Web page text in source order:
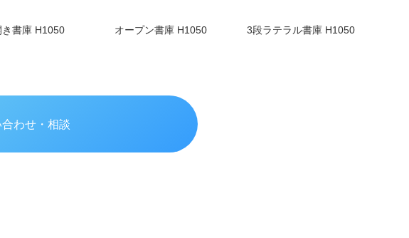
き書庫 H1050 オープン書庫 H1050 3段ラテラル書庫 H1050
わせ・相談